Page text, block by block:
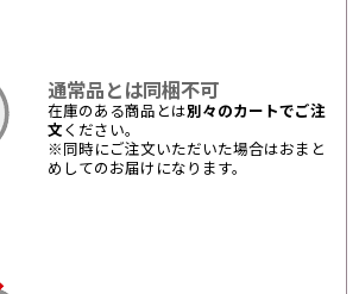
通常品とは同梱不可
在庫のある商品とは別々のカートでご注
文 ください。
※同時にご注文いただいた場合はおまと
めしてのお届けになります。